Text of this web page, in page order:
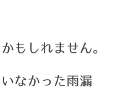
もしれません。
なかった雨漏